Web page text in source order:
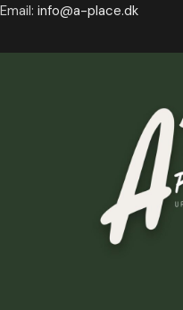
Email: info@a-place.dk